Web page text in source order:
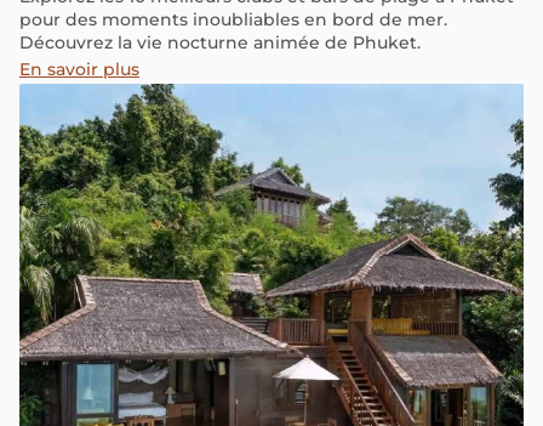
pour des moments inoubliables en bord de mer.
Découvrez la vie nocturne animée de Phuket.
En savoir plus